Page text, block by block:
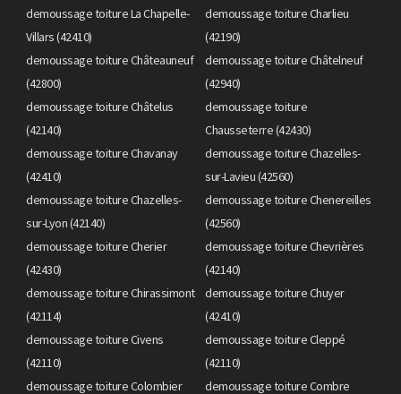
demoussage toiture La Chapelle-
Villars (42410)
demoussage toiture Charlieu
(42190)
demoussage toiture Châteauneuf
(42800)
demoussage toiture Châtelneuf
(42940)
demoussage toiture Châtelus
(42140)
demoussage toiture
Chausseterre (42430)
demoussage toiture Chavanay
(42410)
demoussage toiture Chazelles-
sur-Lavieu (42560)
demoussage toiture Chazelles-
sur-Lyon (42140)
demoussage toiture Chenereilles
(42560)
demoussage toiture Cherier
(42430)
demoussage toiture Chevrières
(42140)
demoussage toiture Chirassimont
(42114)
demoussage toiture Chuyer
(42410)
demoussage toiture Civens
(42110)
demoussage toiture Cleppé
(42110)
demoussage toiture Colombier
demoussage toiture Combre